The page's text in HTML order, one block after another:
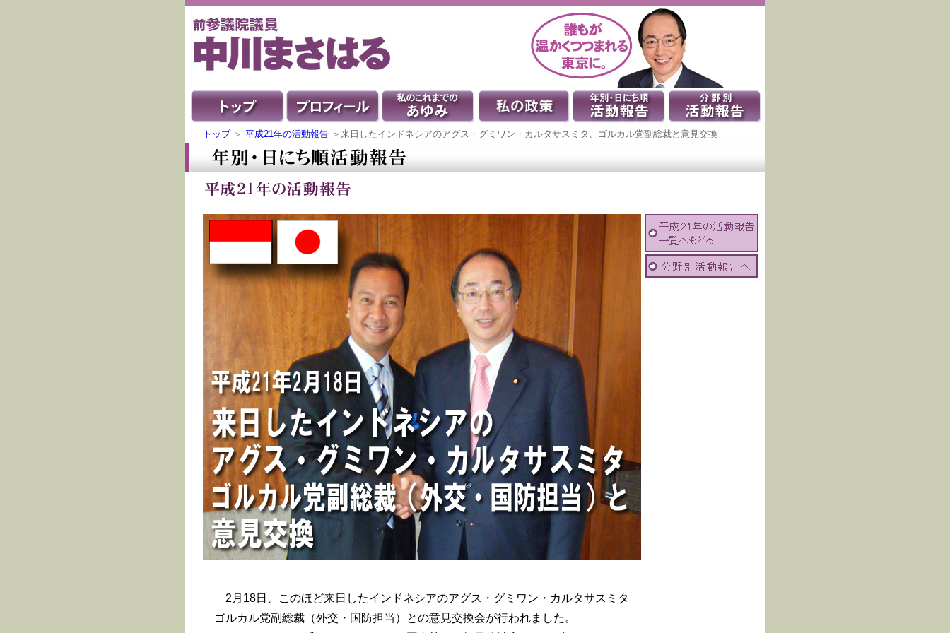
トップ＞ 平成21年の活動報告 ＞来日したインドネシアのアグス・グミワン・カルタサスミタ、ゴルカル党副総裁と意見交換
2月18日、このほど来日したインドネシアのアグス・グミワン・カルタサスミタ
ゴルカル党副総裁（外交・国防担当）との意見交換会が行われました。